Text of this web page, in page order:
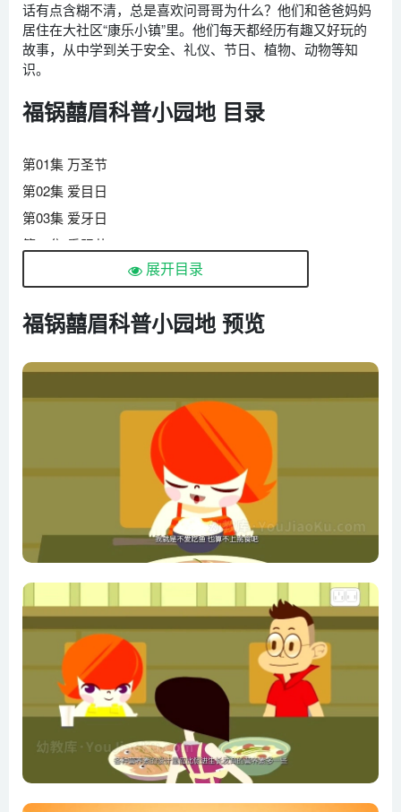
话有点含糊不清，总是喜欢问哥哥为什么？他们和爸爸妈妈
居住在大社区“康乐小镇”里。他们每天都经历有趣又好玩的
故事，从中学到关于安全、礼仪、节日、植物、动物等知
识。
福锅囍眉科普小园地 目录
第01集 万圣节
第02集 爱目日
第03集 爱牙日
第04集 重阳节
第07集 元宵节
第10集 营养日
第15集 世界无车日
第16集 世界卫生日
第17集 世界水日
第18集 世界粮食日
第19集 世界环境日
第20集 圣诞节
第21集 三八妇女节
第22集 权益日
第23集 情人节
第24集 牛郎织女
展开目录
福锅囍眉科普小园地 预览